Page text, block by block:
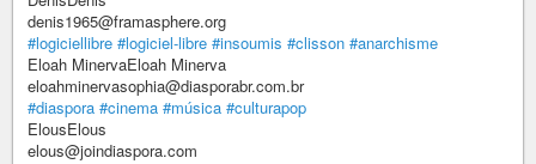
denis1965@framasphere.org
#logiciellibre #logiciel-libre #insoumis #clisson #anarchisme
Eloah MinervaEloah Minerva
eloahminervasophia@diasporabr.com.br
#diaspora #cinema #música #culturapop
ElousElous
elous@joindiaspora.com